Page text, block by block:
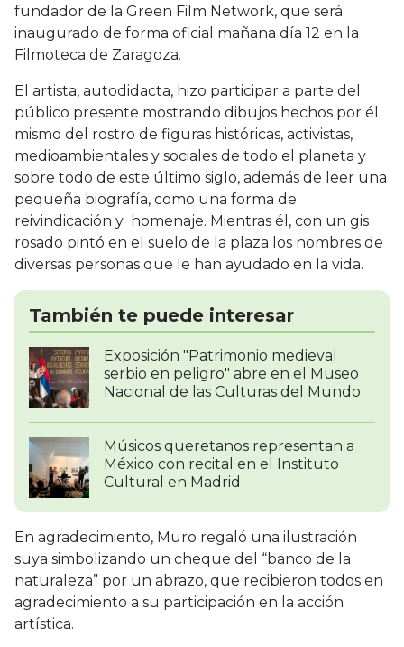
fundador de la Green Film Network, que será
inaugurado de forma oficial mañana día 12 en la
Filmoteca de Zaragoza.
El artista, autodidacta, hizo participar a parte del
público presente mostrando dibujos hechos por él
mismo del rostro de figuras históricas, activistas,
medioambientales y sociales de todo el planeta y
sobre todo de este último siglo, además de leer una
pequeña biografía, como una forma de
reivindicación y homenaje. Mientras él, con un gis
rosado pintó en el suelo de la plaza los nombres de
diversas personas que le han ayudado en la vida.
También te puede interesar
Exposición "Patrimonio medieval
serbio en peligro" abre en el Museo
Nacional de las Culturas del Mundo
Músicos queretanos representan a
México con recital en el Instituto
Cultural en Madrid
En agradecimiento, Muro regaló una ilustración
suya simbolizando un cheque del “banco de la
naturaleza” por un abrazo, que recibieron todos en
agradecimiento a su participación en la acción
artística.